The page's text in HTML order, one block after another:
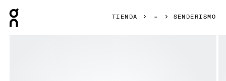
TIENDA SENDERISMO